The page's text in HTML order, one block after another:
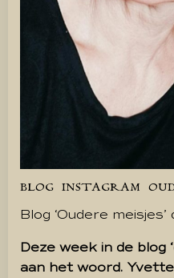
BLOG INSTAGRAM
Blog ‘Oudere meisjes’
Deze week in de blog
aan het woord.